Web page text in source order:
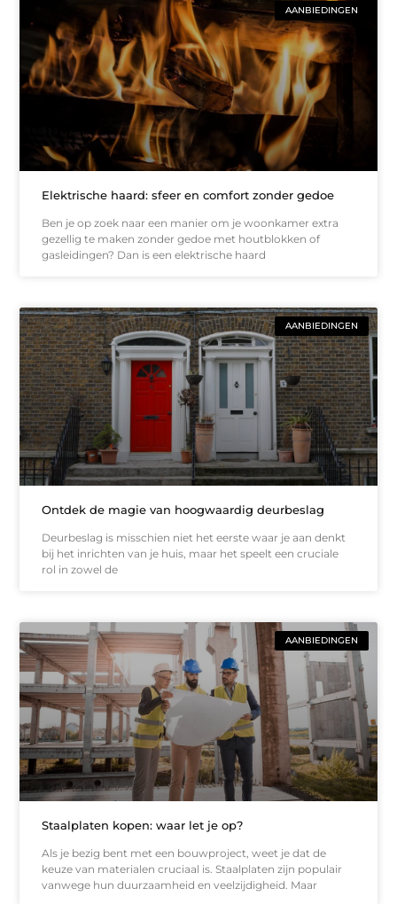
AANBIEDINGEN
Elektrische haard: sfeer en comfort zonder gedoe
Ben je op zoek naar een manier om je woonkamer extra
gezellig te maken zonder gedoe met houtblokken of
gasleidingen? Dan is een elektrische haard
AANBIEDINGEN
Ontdek de magie van hoogwaardig deurbeslag
Deurbeslag is misschien niet het eerste waar je aan denkt
bij het inrichten van je huis, maar het speelt een cruciale
rol in zowel de
AANBIEDINGEN
Staalplaten kopen: waar let je op?
Als je bezig bent met een bouwproject, weet je dat de
keuze van materialen cruciaal is. Staalplaten zijn populair
vanwege hun duurzaamheid en veelzijdigheid. Maar